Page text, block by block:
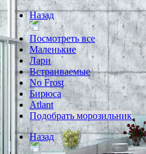
Назад
Посмотреть все
Маленькие
Лари
Встраиваемые
No Frost
Бирюса
Atlant
Подобрать морозильник
Назад